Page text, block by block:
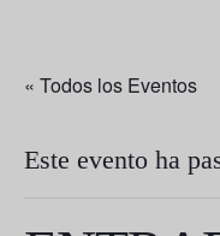
« Todos los Eventos
Este evento ha